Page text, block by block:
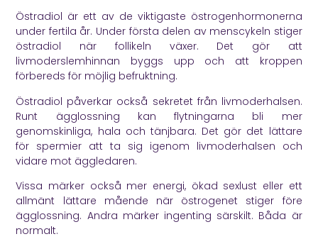
Östradiol är ett av de viktigaste östrogenhormonerna
under fertila år. Under första delen av menscykeln stiger
östradiol när follikeln växer. Det gör att
livmoderslemhinnan byggs upp och att kroppen
förbereds för möjlig befruktning.
Östradiol påverkar också sekretet från livmoderhalsen.
Runt ägglossning kan flytningarna bli mer
genomskinliga, hala och tänjbara. Det gör det lättare
för spermier att ta sig igenom livmoderhalsen och
vidare mot äggledaren.
Vissa märker också mer energi, ökad sexlust eller ett
allmänt lättare mående när östrogenet stiger före
ägglossning. Andra märker ingenting särskilt. Båda är
normalt.